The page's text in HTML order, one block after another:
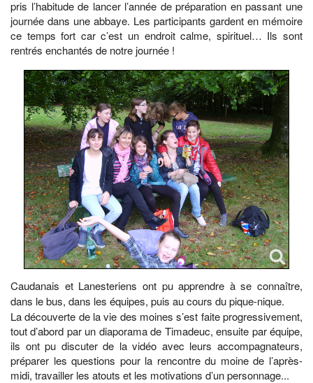
pris l’habitude de lancer l’année de préparation en passant une
journée dans une abbaye. Les participants gardent en mémoire
ce temps fort car c’est un endroit calme, spirituel… Ils sont
rentrés enchantés de notre journée !
Caudanais et Lanesteriens ont pu apprendre à se connaître,
dans le bus, dans les équipes, puis au cours du pique-nique.
La découverte de la vie des moines s’est faite progressivement,
tout d’abord par un diaporama de Timadeuc, ensuite par équipe,
ils ont pu discuter de la vidéo avec leurs accompagnateurs,
préparer les questions pour la rencontre du moine de l’après-
midi, travailler les atouts et les motivations d’un personnage...